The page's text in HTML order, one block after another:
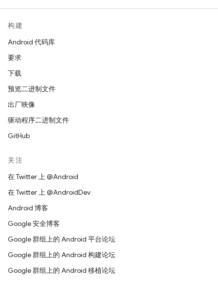
构建
Android 代码库
要求
下载
预览二进制文件
出厂映像
驱动程序二进制文件
GitHub
关注
在 Twitter 上 @Android
在 Twitter 上 @AndroidDev
Android 博客
Google 安全博客
Google 群组上的 Android 平台论坛
Google 群组上的 Android 构建论坛
Google 群组上的 Android 移植论坛